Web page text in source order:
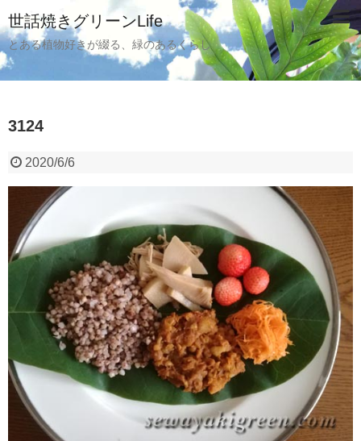
世話焼きグリーンLife
とある植物好きが綴る、緑のあるくらし
3124
2020/6/6